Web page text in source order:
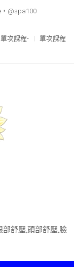
，@spa100
單次課程-
單次課程
部舒壓,頭部舒壓,臉